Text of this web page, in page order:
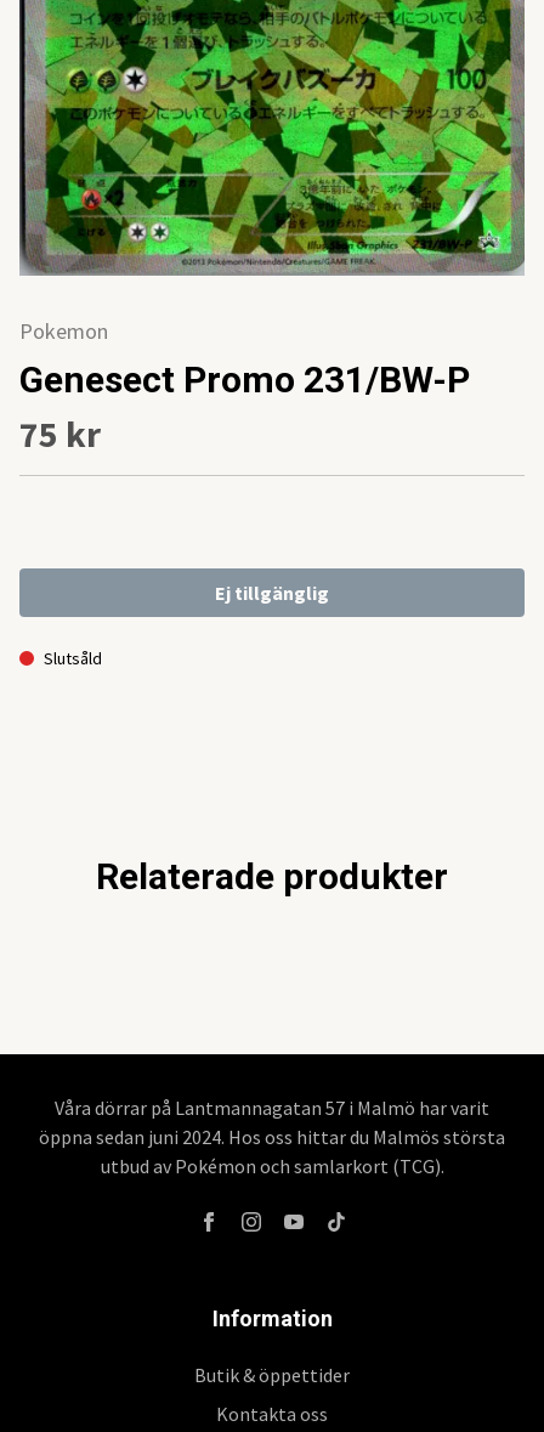
Pokemon
Genesect Promo 231/BW-P
75 kr
Ej tillgänglig
Slutsåld
Relaterade produkter
Våra dörrar på Lantmannagatan 57 i Malmö har varit
öppna sedan juni 2024. Hos oss hittar du Malmös största
utbud av Pokémon och samlarkort (TCG).
Information
Butik & öppettider
Kontakta oss